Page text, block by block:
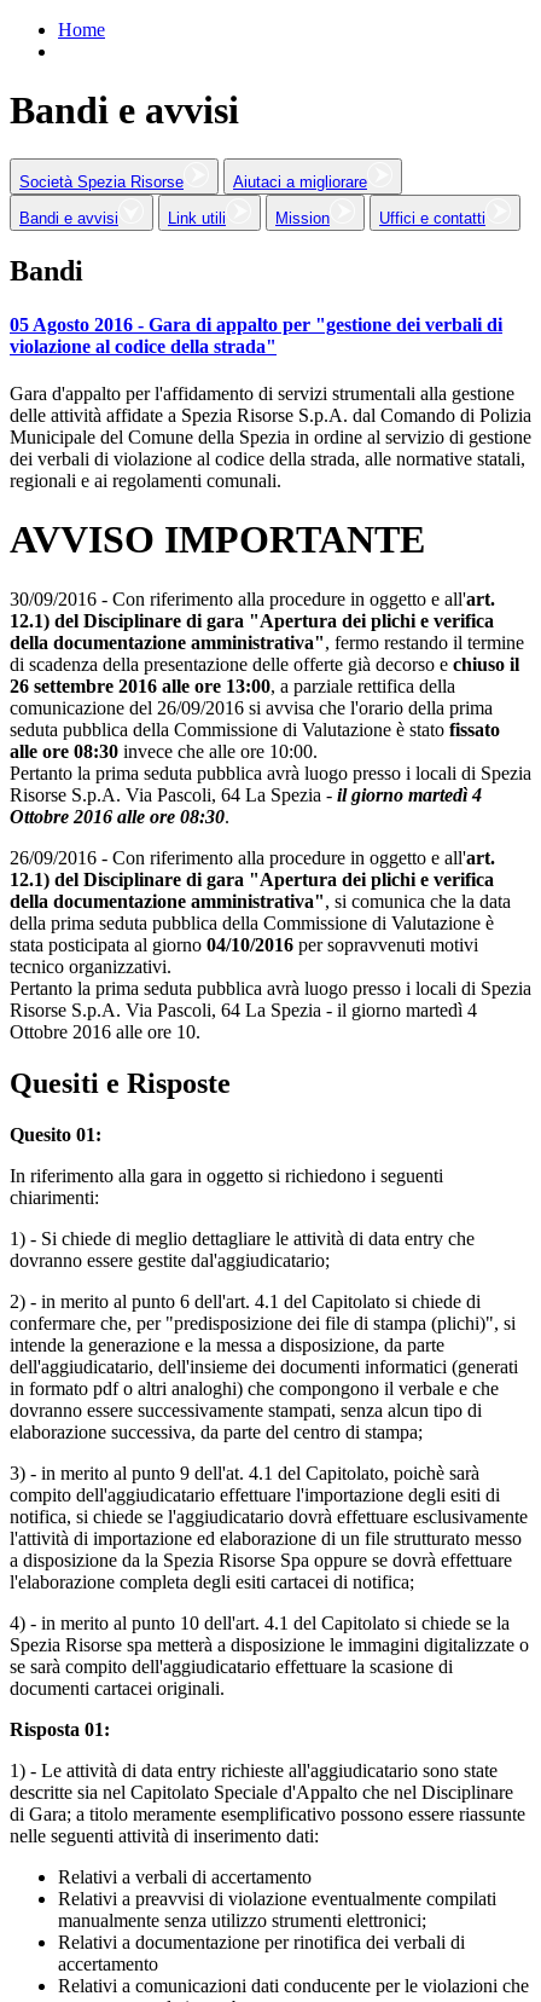
Home
Bandi e avvisi
Società Spezia Risorse
Aiutaci a migliorare
Bandi e avvisi
Link utili Mission Uffici e contatti
Bandi
05 Agosto 2016 - Gara di appalto per "gestione dei verbali di
violazione al codice della strada"
Gara d'appalto per l'affidamento di servizi strumentali alla gestione
delle attività affidate a Spezia Risorse S.p.A. dal Comando di Polizia
Municipale del Comune della Spezia in ordine al servizio di gestione
dei verbali di violazione al codice della strada, alle normative statali,
regionali e ai regolamenti comunali.
AVVISO IMPORTANTE
30/09/2016 - Con riferimento alla procedure in oggetto e all'art.
12.1) del Disciplinare di gara "Apertura dei plichi e verifica
della documentazione amministrativa", fermo restando il termine
di scadenza della presentazione delle offerte già decorso e chiuso il
26 settembre 2016 alle ore 13:00, a parziale rettifica della
comunicazione del 26/09/2016 si avvisa che l'orario della prima
seduta pubblica della Commissione di Valutazione è stato fissato
alle ore 08:30 invece che alle ore 10:00.
Pertanto la prima seduta pubblica avrà luogo presso i locali di Spezia
Risorse S.p.A. Via Pascoli, 64 La Spezia - il giorno martedì 4
Ottobre 2016 alle ore 08:30.
26/09/2016 - Con riferimento alla procedure in oggetto e all'art.
12.1) del Disciplinare di gara "Apertura dei plichi e verifica
della documentazione amministrativa", si comunica che la data
della prima seduta pubblica della Commissione di Valutazione è
stata posticipata al giorno 04/10/2016 per sopravvenuti motivi
tecnico organizzativi.
Pertanto la prima seduta pubblica avrà luogo presso i locali di Spezia
Risorse S.p.A. Via Pascoli, 64 La Spezia - il giorno martedì 4
Ottobre 2016 alle ore 10.
Quesiti e Risposte
Quesito 01:
In riferimento alla gara in oggetto si richiedono i seguenti
chiarimenti:
1) - Si chiede di meglio dettagliare le attività di data entry che
dovranno essere gestite dal'aggiudicatario;
2) - in merito al punto 6 dell'art. 4.1 del Capitolato si chiede di
confermare che, per "predisposizione dei file di stampa (plichi)", si
intende la generazione e la messa a disposizione, da parte
dell'aggiudicatario, dell'insieme dei documenti informatici (generati
in formato pdf o altri analoghi) che compongono il verbale e che
dovranno essere successivamente stampati, senza alcun tipo di
elaborazione successiva, da parte del centro di stampa;
3) - in merito al punto 9 dell'at. 4.1 del Capitolato, poichè sarà
compito dell'aggiudicatario effettuare l'importazione degli esiti di
notifica, si chiede se l'aggiudicatario dovrà effettuare esclusivamente
l'attività di importazione ed elaborazione di un file strutturato messo
a disposizione da la Spezia Risorse Spa oppure se dovrà effettuare
l'elaborazione completa degli esiti cartacei di notifica;
4) - in merito al punto 10 dell'art. 4.1 del Capitolato si chiede se la
Spezia Risorse spa metterà a disposizione le immagini digitalizzate o
se sarà compito dell'aggiudicatario effettuare la scasione di
documenti cartacei originali.
Risposta 01:
1) - Le attività di data entry richieste all'aggiudicatario sono state
descritte sia nel Capitolato Speciale d'Appalto che nel Disciplinare
di Gara; a titolo meramente esemplificativo possono essere riassunte
nelle seguenti attività di inserimento dati:
Relativi a verbali di accertamento
Relativi a preavvisi di violazione eventualmente compilati
manualmente senza utilizzo strumenti elettronici;
Relativi a documentazione per rinotifica dei verbali di
accertamento
Relativi a comunicazioni dati conducente per le violazioni che